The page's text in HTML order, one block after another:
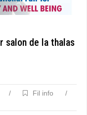
salon de la thalas
/ Fil info
/